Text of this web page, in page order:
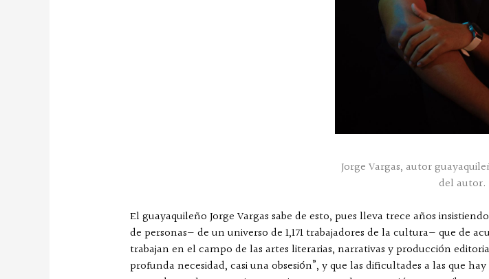
Jorge Vargas, autor
del autor.
El guayaquileño Jorge Vargas sabe de esto, pues lleva trece años
de personas— de un universo de 1,171 trabajadores de la cultura— que de
trabajan en el campo de las artes literarias, narrativas y producción
profunda necesidad, casi una obsesión”, y que las dificultades a las que